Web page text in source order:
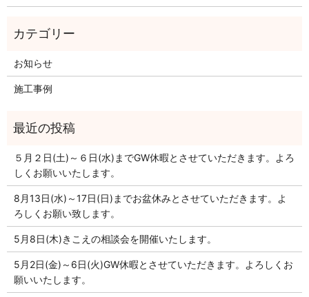
お知らせ
施工事例
５月２日(土)～６日(水)までGW休暇とさせていただきます。よろ
しくお願いいたします。
8月13日(水)～17日(日)までお盆休みとさせていただきます。よ
ろしくお願い致します。
5月8日(木)きこえの相談会を開催いたします。
5月2日(金)～6日(火)GW休暇とさせていただきます。よろしくお
願いいたします。